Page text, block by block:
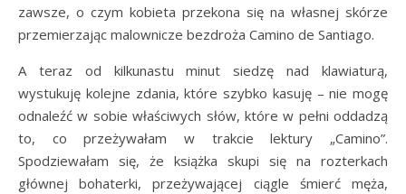
zawsze, o czym kobieta przekona się na własnej skórze
przemierzając malownicze bezdroża Camino de Santiago.
A teraz od kilkunastu minut siedzę nad klawiaturą,
wystukuję kolejne zdania, które szybko kasuję – nie mogę
odnaleźć w sobie właściwych słów, które w pełni oddadzą
to, co przeżywałam w trakcie lektury „Camino”.
Spodziewałam się, że książka skupi się na rozterkach
głównej bohaterki, przeżywającej ciągle śmierć męża,